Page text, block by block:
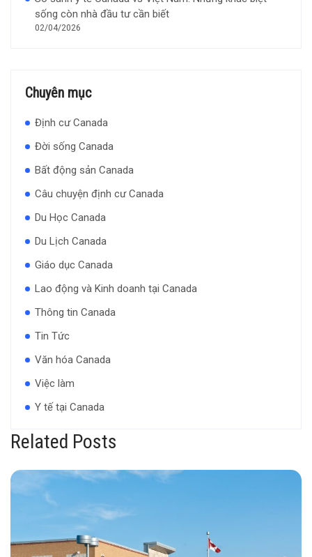
sống còn nhà đầu tư cần biết
02/04/2026
Chuyên mục
Định cư Canada
Đời sống Canada
Bất động sản Canada
Câu chuyện định cư Canada
Du Học Canada
Du Lịch Canada
Giáo dục Canada
Lao động và Kinh doanh tại Canada
Thông tin Canada
Tin Tức
Văn hóa Canada
Việc làm
Y tế tại Canada
Related Posts